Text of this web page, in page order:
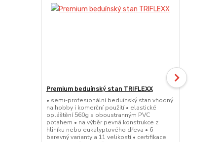
Premium beduínský stan TRIFLEXX
• semi-profesionální beduínský stan vhodný
na hobby i komerční použití • elastické
opláštění 560g s oboustranným PVC
potahem • na výběr pevná konstrukce z
hliníku nebo eukalyptového dřeva • 6
barevný varianty a 11 velikostí • certifikace